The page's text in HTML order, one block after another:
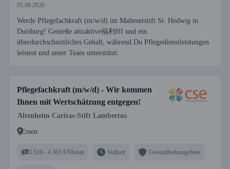
05.08.2026
Werde Pflegefachkraft (m/w/d) im Malteserstift St. Hedwig in
Duisburg! Genieße attraktive福利fff und ein
überdurchschnittliches Gehalt, während Du Pflegedienstleistungen
leistest und unser Team unterstützt.
Pflegefachkraft (m/w/d) - Wir kommen
Ihnen mit Wertschätzung entgegen!
Altenheim Caritas-Stift Lambertus
Essen
3.510 - 4.305 €/Monat Vollzeit Gesundheitsangebote